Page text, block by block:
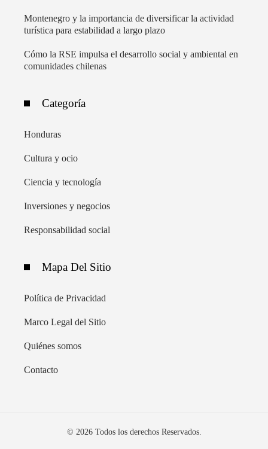
Montenegro y la importancia de diversificar la actividad
turística para estabilidad a largo plazo
Cómo la RSE impulsa el desarrollo social y ambiental en
comunidades chilenas
Categoría
Honduras
Cultura y ocio
Ciencia y tecnología
Inversiones y negocios
Responsabilidad social
Mapa Del Sitio
Política de Privacidad
Marco Legal del Sitio
Quiénes somos
Contacto
© 2026 Todos los derechos Reservados.